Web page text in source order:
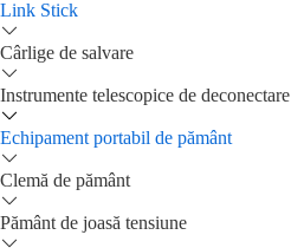
Link Stick
Cârlige de salvare
Instrumente telescopice de deconectare
Echipament portabil de pământ
Clemă de pământ
Pământ de joasă tensiune